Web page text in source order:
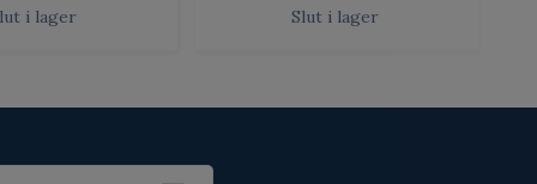
i lager Slut i lager